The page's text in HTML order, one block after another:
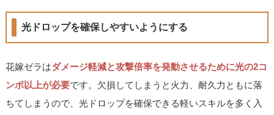
光ドロップを確保しやすいようにする
花嫁ゼラはダメージ軽減と攻撃倍率を発動させるために光の2コ
ンボ以上が必要です。欠損してしまうと火力、耐久力ともに落
ちてしまうので、光ドロップを確保できる軽いスキルを多く入